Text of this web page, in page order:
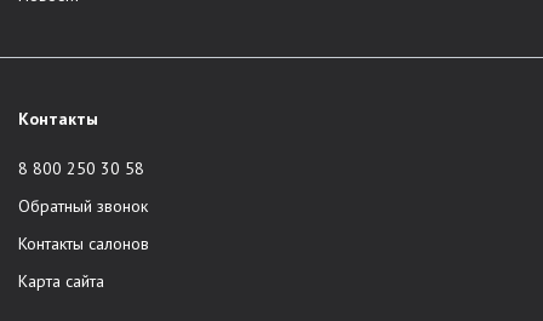
Контакты
8 800 250 30 58
Обратный звонок
Контакты салонов
Карта сайта